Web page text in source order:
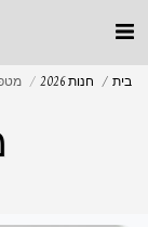
בית חנות 2026